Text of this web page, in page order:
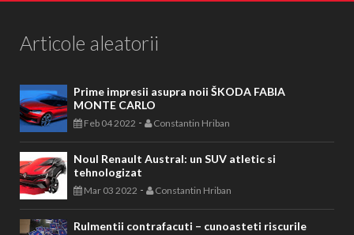
Articole aleatorii
Prime impresii asupra noii ŠKODA FABIA
MONTE CARLO
Feb 04 2022 - Constantin Hriban
Noul Renault Austral: un SUV atletic si
tehnologizat
Mar 03 2022 - Constantin Hriban
Rulmentii contrafacuti – cunoasteti riscurile